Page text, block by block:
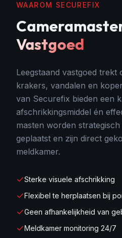
WAAROM SECUREFIX
Vastgoed
Leegstaand vastgoed trekt
krakers, vandalen en
van Securefix bieden een
afschrikkingsmiddel én
masten worden
geplaatst en zijn direct
meldkamer.
Sterke visuele afschrikking
Flexibel te herplaatsen bij
Geen afhankelijkheid van
Meldkamer monitoring 24/7